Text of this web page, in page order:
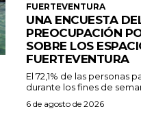
FUERTEVENTURA
UNA ENCUESTA
PREOCUPACIÓN
SOBRE LOS
FUERTEVENTURA
El 72,1% de las personas
durante los fines de
6 de agosto de 2026